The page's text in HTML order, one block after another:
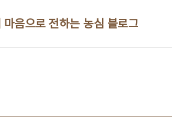
음으로 전하는 농심 블로그